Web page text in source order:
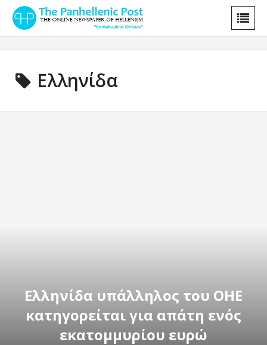
Ελληνίδα
Ελληνίδα υπάλληλος του ΟΗΕ
κατηγορείται για απάτη ενός
εκατομμυρίου ευρώ